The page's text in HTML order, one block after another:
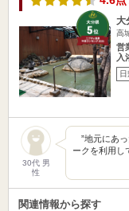
大
高
営
入
日
30代 男
性
”地元にあ
ークを利用し
関連情報から探す